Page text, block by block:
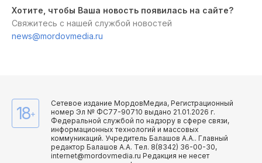
Хотите, чтобы Ваша новость появилась на сайте?
Свяжитесь с нашей службой новостей
news@mordovmedia.ru
18+
Сетевое издание МордовМедиа, Регистрационный
номер Эл № ФС77-90710 выдано 21.01.2026 г.
Федеральной службой по надзору в сфере связи,
информационных технологий и массовых
коммуникаций. Учредитель Балашов А.А.. Главный
редактор Балашов А.А. Тел. 8(8342) 36-00-30,
internet@mordovmedia.ru Редакция не несет